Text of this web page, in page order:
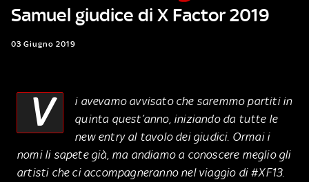
Cos’altro vedere:
PROGRAMMI SKY
SKY.IT
Samuel giudice di X Factor 2019
03 Giugno 2019
V
i avevamo avvisato che saremmo partiti in
quinta quest’anno, iniziando da tutte le
new entry al tavolo dei giudici. Ormai i
nomi li sapete già, ma andiamo a conoscere meglio gli
artisti che ci accompagneranno nel viaggio di #XF13.